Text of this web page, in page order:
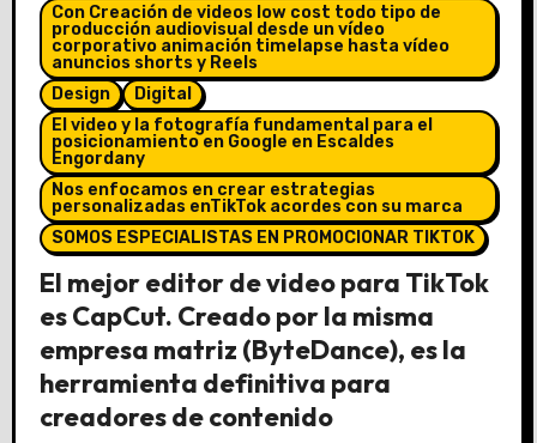
Con Creación de videos low cost todo tipo de
producción audiovisual desde un vídeo
corporativo animación timelapse hasta vídeo
anuncios shorts y Reels
Design
Digital
El video y la fotografía fundamental para el
posicionamiento en Google en Escaldes
Engordany
Nos enfocamos en crear estrategias
personalizadas enTikTok acordes con su marca
SOMOS ESPECIALISTAS EN PROMOCIONAR TIKTOK
El mejor editor de video para TikTok
es CapCut. Creado por la misma
empresa matriz (ByteDance), es la
herramienta definitiva para
creadores de contenido